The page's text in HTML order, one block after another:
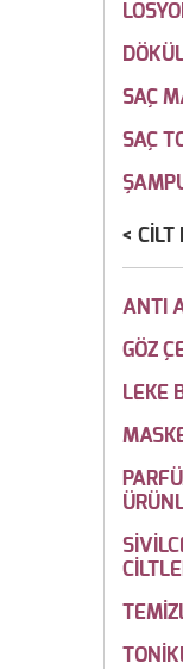
SAÇ
SAÇ
CİLT
ANTI
GÖZ
LEKE